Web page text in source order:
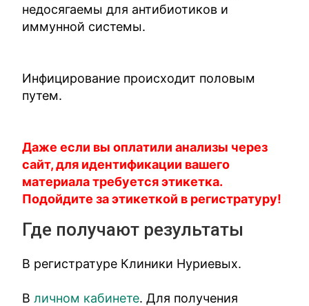
недосягаемы для антибиотиков и
иммунной системы.
Инфицирование происходит половым
путем.
Даже если вы оплатили анализы через
сайт, для идентификации вашего
материала требуется этикетка.
Подойдите за этикеткой в регистратуру!
Где получают результаты
В регистратуре Клиники Нуриевых.
Вличном кабинете. Для получения